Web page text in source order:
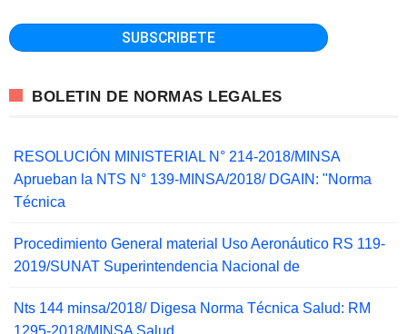
BOLETIN DE NORMAS LEGALES
RESOLUCIÓN MINISTERIAL N° 214-2018/MINSA
Aprueban la NTS N° 139-MINSA/2018/ DGAIN: "Norma
Técnica
Procedimiento General material Uso Aeronáutico RS 119-
2019/SUNAT Superintendencia Nacional de
Nts 144 minsa/2018/ Digesa Norma Técnica Salud: RM
1295-2018/MINSA Salud